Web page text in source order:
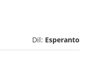
Dil: Esperanto